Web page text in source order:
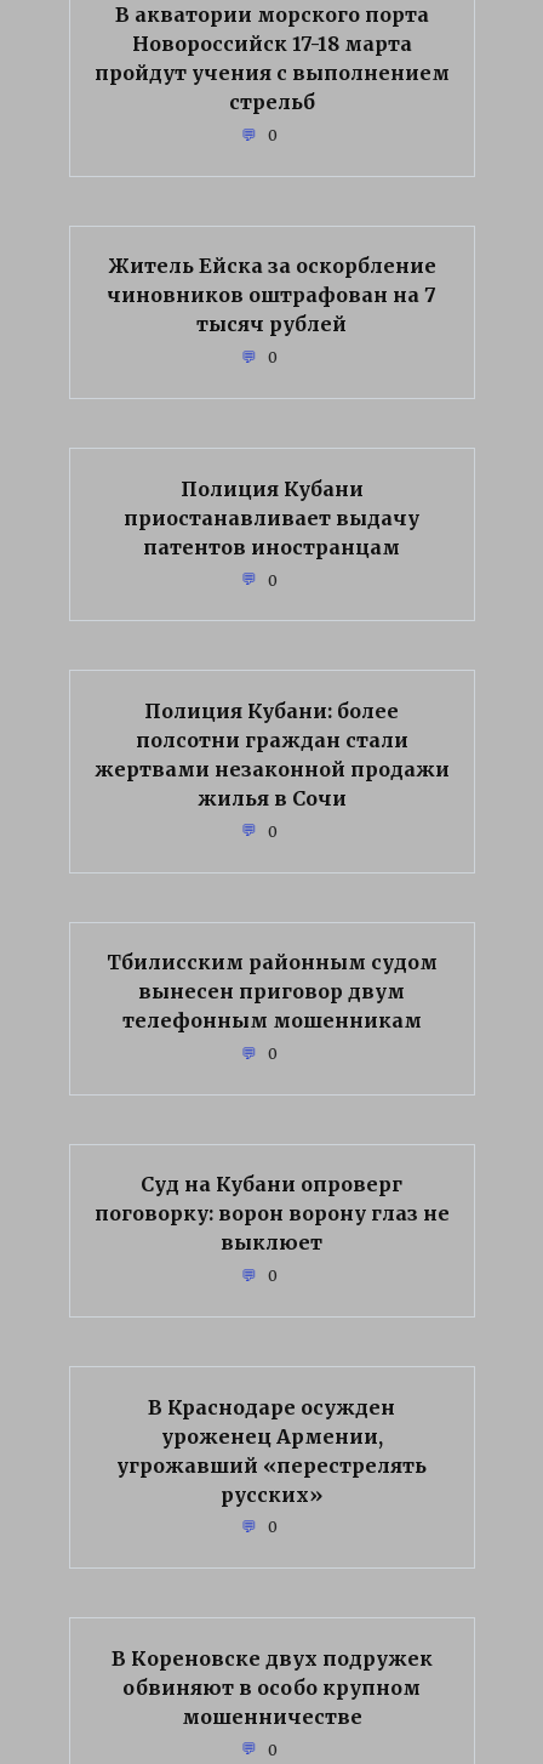
В акватории морского порта
Новороссийск 17-18 марта
пройдут учения с выполнением
стрельб
0
Житель Ейска за оскорбление
чиновников оштрафован на 7
тысяч рублей
0
Полиция Кубани
приостанавливает выдачу
патентов иностранцам
0
Полиция Кубани: более
полсотни граждан стали
жертвами незаконной продажи
жилья в Сочи
0
Тбилисским районным судом
вынесен приговор двум
телефонным мошенникам
0
Суд на Кубани опроверг
поговорку: ворон ворону глаз не
выклюет
0
В Краснодаре осужден
уроженец Армении,
угрожавший «перестрелять
русских»
0
В Кореновске двух подружек
обвиняют в особо крупном
мошенничестве
0